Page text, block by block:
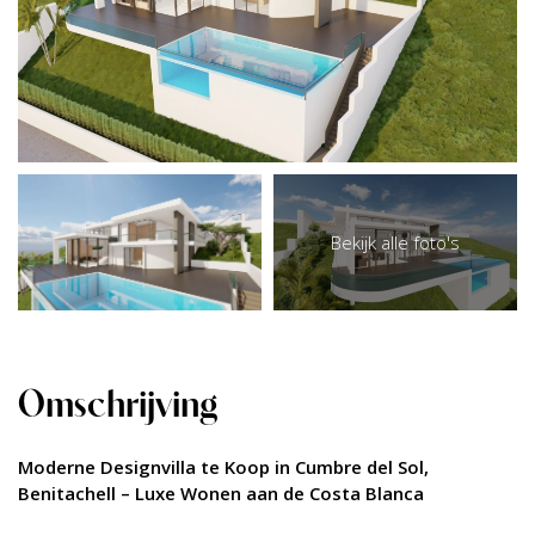
Bekijk alle foto's
Omschrijving
Moderne Designvilla te Koop in Cumbre del Sol,
Benitachell – Luxe Wonen aan de Costa Blanca